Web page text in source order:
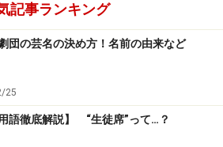
記事ランキング
団の芸名の決め方！名前の由来など
25
用語徹底解説】 “生徒席”って…？